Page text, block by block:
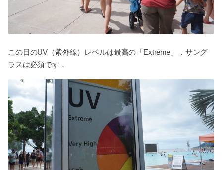
この日のUV（紫外線）レベルは最高の「Extreme」．サング
ラスは必須です．